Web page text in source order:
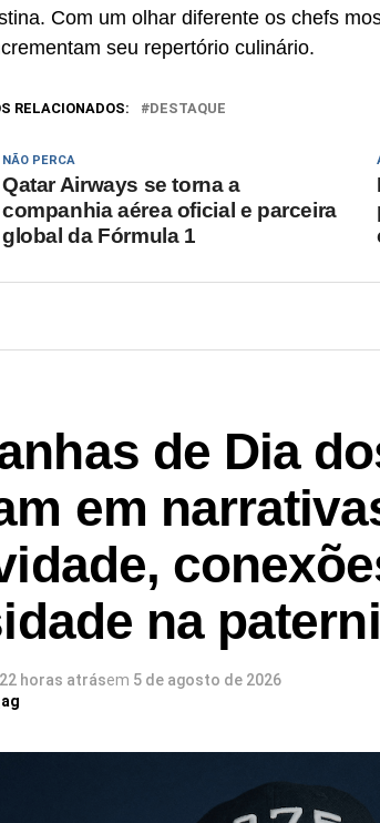
Com um olhar diferente os chefs
seu repertório culinário.
RELACIONADOS: DESTAQUE
NÃO PERCA
Qatar Airways se torna a
companhia aérea oficial e parceira
global da Fórmula 1
de Dia
em
na
22 horas atrásem 5 de agosto de 2026